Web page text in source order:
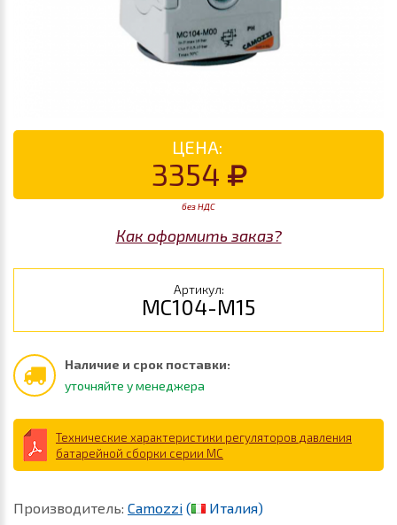
ЦЕНА:
3354
без НДС
Как оформить заказ?
Артикул:
MC104-M15
Наличие и срок поставки:
уточняйте у менеджера
Технические характеристики регуляторов давления
батарейной сборки серии MC
Производитель: Camozzi (
Италия)